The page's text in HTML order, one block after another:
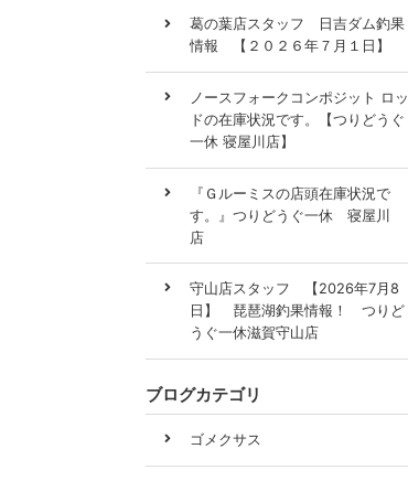
葛の葉店スタッフ 日吉ダム釣果
情報 【２０２６年７月１日】
ノースフォークコンポジット ロッ
ドの在庫状況です。【つりどうぐ
一休 寝屋川店】
『Ｇルーミスの店頭在庫状況で
す。』つりどうぐ一休 寝屋川
店
守山店スタッフ 【2026年7月8
日】 琵琶湖釣果情報！ つりど
うぐ一休滋賀守山店
ブログカテゴリ
ゴメクサス